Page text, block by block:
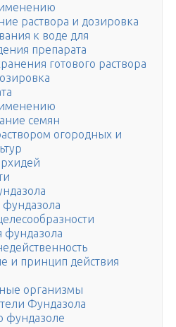
раствора и дозировка
к воде для
препарата
готового раствора
семян
огородных и
фундазола
фундазола
и принцип действия
организмы
Фундазола
фундазоле